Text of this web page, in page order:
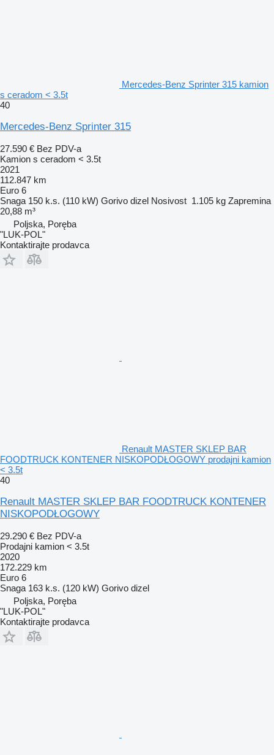
Mercedes-Benz Sprinter 315 kamion
s ceradom < 3.5t
40
Mercedes-Benz Sprinter 315
27.590 € Bez PDV-a
Kamion s ceradom < 3.5t
2021
112.847 km
Euro 6
Snaga 150 k.s. (110 kW) Gorivo dizel Nosivost 1.105 kg Zapremina
20,88 m³
Poljska, Poręba
"LUK-POL"
Kontaktirajte prodavca
Renault MASTER SKLEP BAR
FOODTRUCK KONTENER NISKOPODŁOGOWY prodajni kamion
< 3.5t
40
Renault MASTER SKLEP BAR FOODTRUCK KONTENER
NISKOPODŁOGOWY
29.290 € Bez PDV-a
Prodajni kamion < 3.5t
2020
172.229 km
Euro 6
Snaga 163 k.s. (120 kW) Gorivo dizel
Poljska, Poręba
"LUK-POL"
Kontaktirajte prodavca